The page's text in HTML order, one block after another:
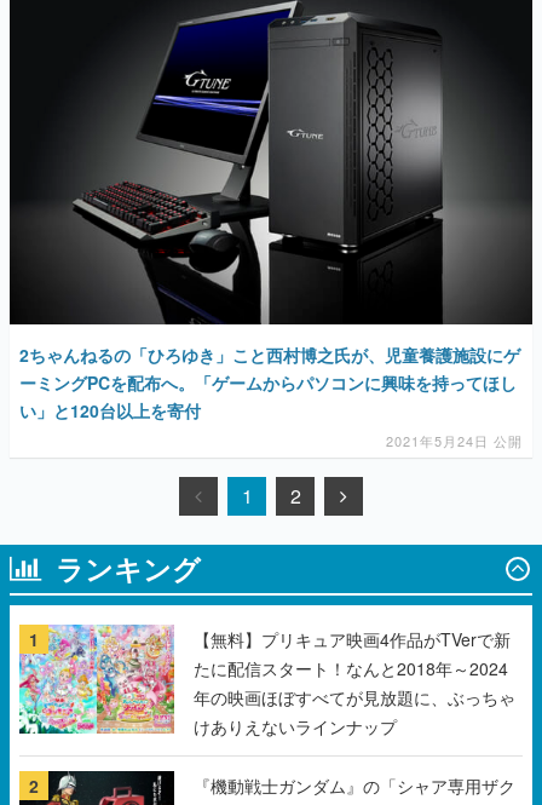
2ちゃんねるの「ひろゆき」こと西村博之氏が、児童養護施設にゲ
ーミングPCを配布へ。「ゲームからパソコンに興味を持ってほし
い」と120台以上を寄付
2021年5月24日 公開
1 2
ランキング
1
【無料】プリキュア映画4作品がTVerで新
たに配信スタート！なんと2018年～2024
年の映画ほぼすべてが見放題に、ぶっちゃ
けありえないラインナップ
2
『機動戦士ガンダム』の「シャア専用ザク